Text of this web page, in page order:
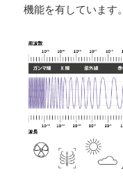
機能を有しています。